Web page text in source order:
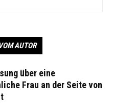
AUTOR
über eine
Frau an der Seite von